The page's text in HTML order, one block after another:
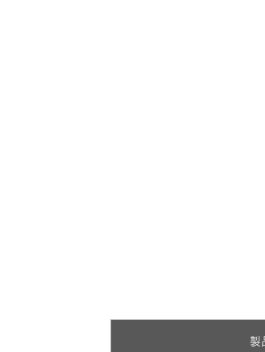
製